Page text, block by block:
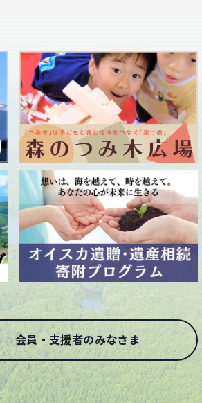
会員・支援者のみなさま